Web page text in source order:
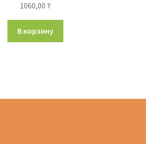
1060,00 ₸
В корзину